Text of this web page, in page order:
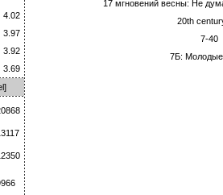
4.02
3.97
3.92
3.69
17 мгновений весны: Не
20th
7-40
7Б: Молодые